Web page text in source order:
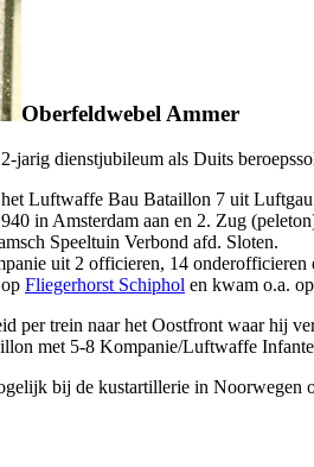
Oberfeldwebel Ammer
jarig dienstjubileum als Duits
Luftwaffe Bau Bataillon 7 uit
in Amsterdam aan en 2. Zug
Speeltuin Verbond afd. Sloten.
uit 2 officieren, 14 onderofficieren
Fliegerhorst Schiphol en kwam o.a. op
per trein naar het Oostfront waar hij
met 5-8 Kompanie/Luftwaffe
bij de kustartillerie in Noorwegen